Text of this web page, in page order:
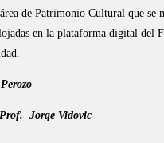
de Patrimonio Cultural que se
en la plataforma digital del
Jorge Vidovic